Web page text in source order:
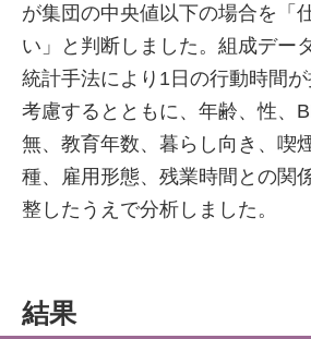
が集団の中央値以下の場合を「
い」と判断しました。組成デー
統計手法により1日の行動時間
考慮するとともに、年齢、性、
無、教育年数、暮らし向き、喫
種、雇用形態、残業時間との関
整したうえで分析しました。
結果